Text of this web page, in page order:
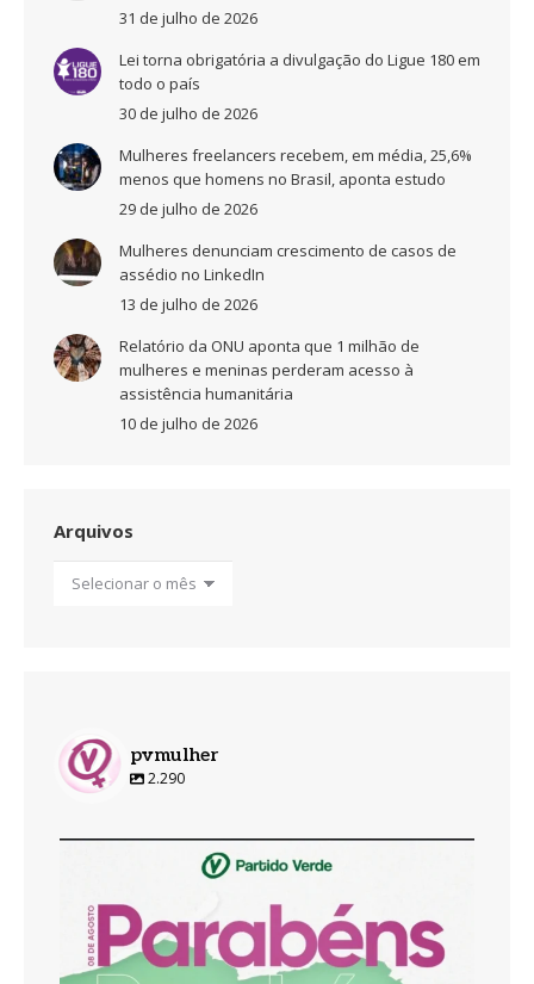
31 de julho de 2026
Lei torna obrigatória a divulgação do Ligue 180 em
todo o país
30 de julho de 2026
Mulheres freelancers recebem, em média, 25,6%
menos que homens no Brasil, aponta estudo
29 de julho de 2026
Mulheres denunciam crescimento de casos de
assédio no LinkedIn
13 de julho de 2026
Relatório da ONU aponta que 1 milhão de
mulheres e meninas perderam acesso à
assistência humanitária
10 de julho de 2026
Arquivos
pvmulher
2.290
pvmulher
Ago 8